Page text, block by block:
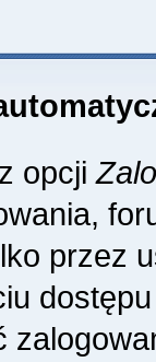
opcji
przez